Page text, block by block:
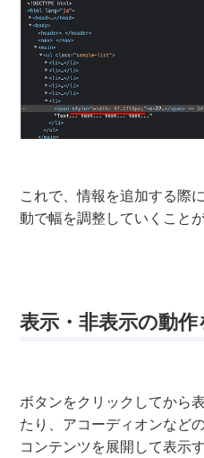
これで、情報を追加する際
動で幅を調整していくこと
表示・非表示の動
ボタンをクリックしてから
たり、アコーディオンなど
コンテンツを展開して表示